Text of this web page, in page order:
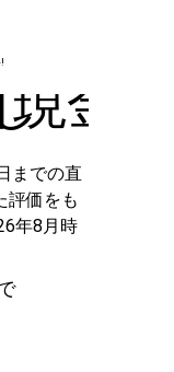
金
までの直
評価をも
年8月時